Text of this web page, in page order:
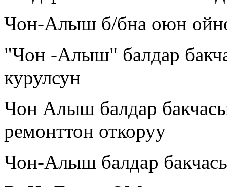
Чон-Алыш б/бна оюн
"Чон -Алыш" балдар
курулсун
Чон Алыш балдар
ремонттон откоруу
Чон-Алыш балдар